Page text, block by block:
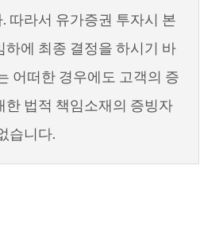
따라서 유가증권 투자시 본
하에 최종 결정을 하시기 바
어떠한 경우에도 고객의 증
한 법적 책임소재의 증빙자
습니다.